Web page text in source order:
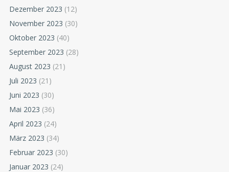
Dezember 2023 (12)
November 2023 (30)
Oktober 2023 (40)
September 2023 (28)
August 2023 (21)
Juli 2023 (21)
Juni 2023 (30)
Mai 2023 (36)
April 2023 (24)
März 2023 (34)
Februar 2023 (30)
Januar 2023 (24)